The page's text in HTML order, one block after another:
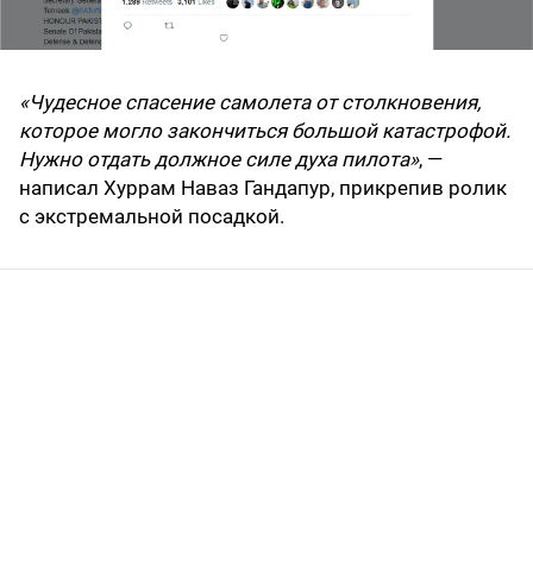
«Чудесное спасение самолета от столкновения,
которое могло закончиться большой катастрофой.
Нужно отдать должное силе духа пилота», —
написал Хуррам Наваз Гандапур, прикрепив ролик
с экстремальной посадкой.